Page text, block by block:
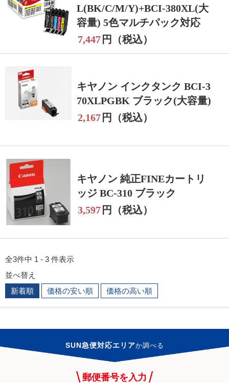
L(BK/C/M/Y)+BCI-380XL(大
容量) 5色マルチパック対応
7,447 円（税込）
キヤノン インクタンク BCI-3
70XLPGBK ブラック(大容量)
2,167 円（税込）
キヤノン 純正FINEカートリ
ッジ BC-310 ブラック
3,597 円（税込）
全3件中 1 - 3 件表示
並べ替え
新着順
価格の安い順 価格の高い順
SUN急便対応エリアか調べる
郵便番号を入力